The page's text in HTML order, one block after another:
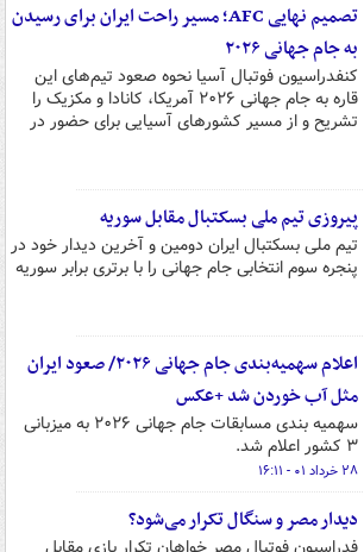
تصمیم نهایی AFC؛ مسیر راحت ایران برای رسیدن
به جام جهانی ۲۰۲۶
کنفدراسیون فوتبال آسیا نحوه صعود تیم‌های این
قاره به جام جهانی ۲۰۲۶ آمریکا، کانادا و مکزیک را
تشریح و از مسیر کشورهای آسیایی برای حضور در
پیروزی تیم ملی بسکتبال مقابل سوریه
تیم ملی بسکتبال ایران دومین و آخرین دیدار خود در
پنجره سوم انتخابی جام جهانی را با برتری برابر سوریه
اعلام سهمیه‌بندی جام جهانی ۲۰۲۶/ صعود ایران
مثل آب خوردن شد +عکس
سهمیه بندی مسابقات جام جهانی ۲۰۲۶ به میزبانی
۳ کشور اعلام شد.
۲۸ خرداد ۰۱ - ۱۶:۱۱
دیدار مصر و سنگال تکرار می‌شود؟